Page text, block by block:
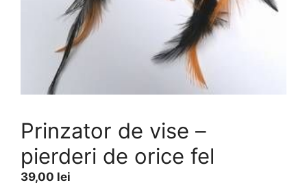
Prinzator de vise –
pierderi de orice fel
39,00 lei